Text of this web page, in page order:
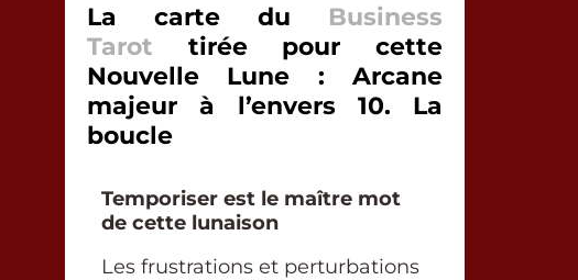
La carte du Business
Tarot tirée pour cette
Nouvelle Lune : Arcane
majeur à l’envers 10. La
boucle
Temporiser est le maître mot
de cette lunaison
Les frustrations et perturbations